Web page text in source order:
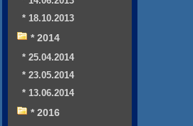
* 18.10.2013
* 2014
* 25.04.2014
* 23.05.2014
* 13.06.2014
* 2016